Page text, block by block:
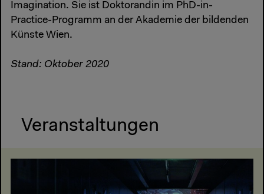
Imagination. Sie ist Doktorandin im PhD-in-
Practice-Programm an der Akademie der bildenden
Künste Wien.
Stand: Oktober 2020
Veranstaltungen